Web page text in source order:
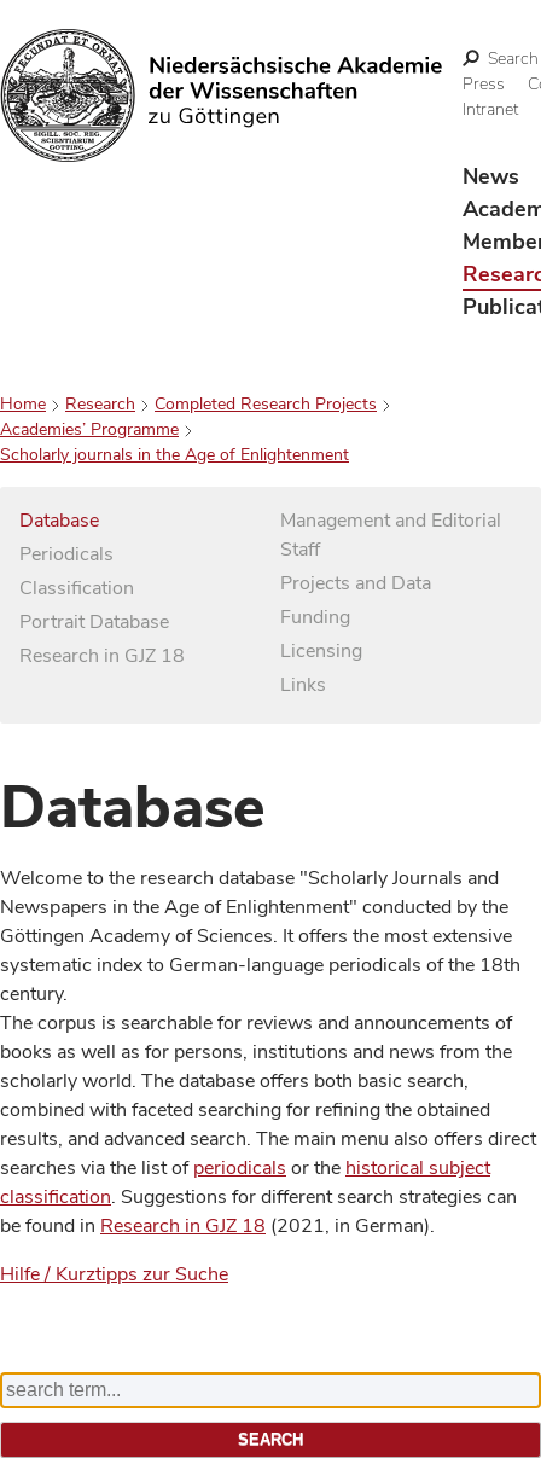
Search
Search
Press
Intranet
News
Home Research
Completed Research Projects
Academies’ Programme
Scholarly journals in the Age of Enlightenment
Database
Periodicals
Classification
Portrait Database
Research in GJZ 18
Management and Editorial
Staff
Projects and Data
Funding
Licensing
Links
Database
Welcome to the research database "Scholarly Journals and
Newspapers in the Age of Enlightenment" conducted by the
Göttingen Academy of Sciences. It offers the most extensive
systematic index to German-language periodicals of the 18th
century.
The corpus is searchable for reviews and announcements of
books as well as for persons, institutions and news from the
scholarly world. The database offers both basic search,
combined with faceted searching for refining the obtained
results, and advanced search. The main menu also offers direct
searches via the list ofperiodicals or the historical subject
classification. Suggestions for different search strategies can
be found in Research in GJZ 18 (2021, in German).
Hilfe / Kurztipps zur Suche